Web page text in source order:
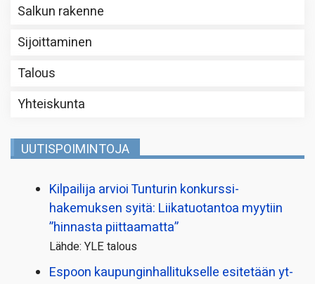
Salkun rakenne
Sijoittaminen
Talous
Yhteiskunta
UUTISPOIMINTOJA
Kilpailija arvioi Tunturin konkurssi­
hakemuksen syitä: Liikatuotantoa myytiin
”hinnasta piittaamatta”
Lähde: YLE talous
Espoon kaupungin­hallitukselle esitetään yt-